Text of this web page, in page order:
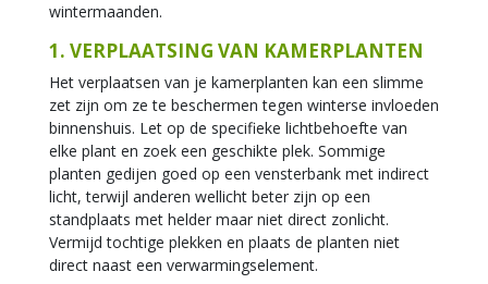
wintermaanden.
1. VERPLAATSING VAN KAMERPLANTEN
Het verplaatsen van je kamerplanten kan een slimme
zet zijn om ze te beschermen tegen winterse invloeden
binnenshuis. Let op de specifieke lichtbehoefte van
elke plant en zoek een geschikte plek. Sommige
planten gedijen goed op een vensterbank met indirect
licht, terwijl anderen wellicht beter zijn op een
standplaats met helder maar niet direct zonlicht.
Vermijd tochtige plekken en plaats de planten niet
direct naast een verwarmingselement.